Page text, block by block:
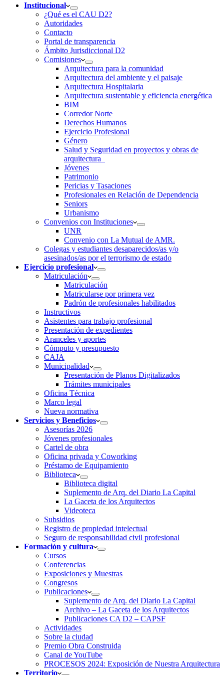
Institucional
¿Qué es el CAU D2?
Autoridades
Contacto
Portal de transparencia
Ámbito Jurisdiccional D2
Comisiones
Arquitectura para la comunidad
Arquitectura del ambiente y el paisaje
Arquitectura Hospitalaria
Arquitectura sustentable y eficiencia energética
BIM
Corredor Norte
Derechos Humanos
Ejercicio Profesional
Género
Salud y Seguridad en proyectos y obras de
arquitectura
Jóvenes
Patrimonio
Pericias y Tasaciones
Profesionales en Relación de Dependencia
Seniors
Urbanismo
Convenios con Instituciones
UNR
Convenio con La Mutual de AMR.
Colegas y estudiantes desaparecidos/as y/o
asesinados/as por el terrorismo de estado
Ejercicio profesional
Matriculación
Matriculación
Matricularse por primera vez
Padrón de profesionales habilitados
Instructivos
Asistentes para trabajo profesional
Presentación de expedientes
Aranceles y aportes
Cómputo y presupuesto
CAJA
Municipalidad
Presentación de Planos Digitalizados
Trámites municipales
Oficina Técnica
Marco legal
Nueva normativa
Servicios y Beneficios
Asesorías 2026
Jóvenes profesionales
Cartel de obra
Oficina privada y Coworking
Préstamo de Equipamiento
Biblioteca
Biblioteca digital
Suplemento de Arq. del Diario La Capital
La Gaceta de los Arquitectos
Videoteca
Subsidios
Registro de propiedad intelectual
Seguro de responsabilidad civil profesional
Formación y cultura
Cursos
Conferencias
Exposiciones y Muestras
Congresos
Publicaciones
Suplemento de Arq. del Diario La Capital
Archivo – La Gaceta de los Arquitectos
Publicaciones CA D2 – CAPSF
Actividades
Sobre la ciudad
Premio Obra Construida
Canal de YouTube
PROCESOS 2024: Exposición de Nuestra Arquitectura
Territorio